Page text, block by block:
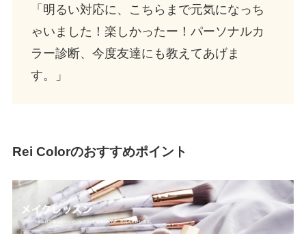
「明るい対応に、こちらまで元気になっち
ゃいました！楽しかったー！パーソナルカ
ラー診断、今度友達にも教えてあげま
す。」
Rei Colorのおすすめポイント